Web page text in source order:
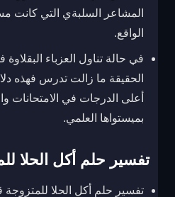
المشاعر السلبةي التي كانت
الواقع.
في حالة تناول العزباء
الحقيقة ما زالت تدرس فهذه
أعلى الدرجات في الامتحانات
بميستواها العلمي.
تفسير حلم أكل الحلا
تفسير حلم أكل الحلا للمتزوجة